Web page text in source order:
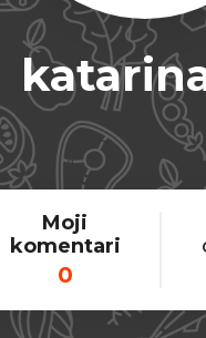
Moji
komentari
0